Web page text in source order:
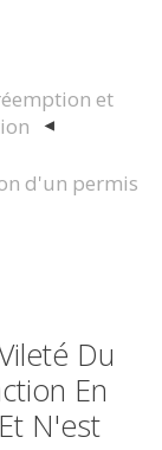
et
d'un permis
Du
En
N'est